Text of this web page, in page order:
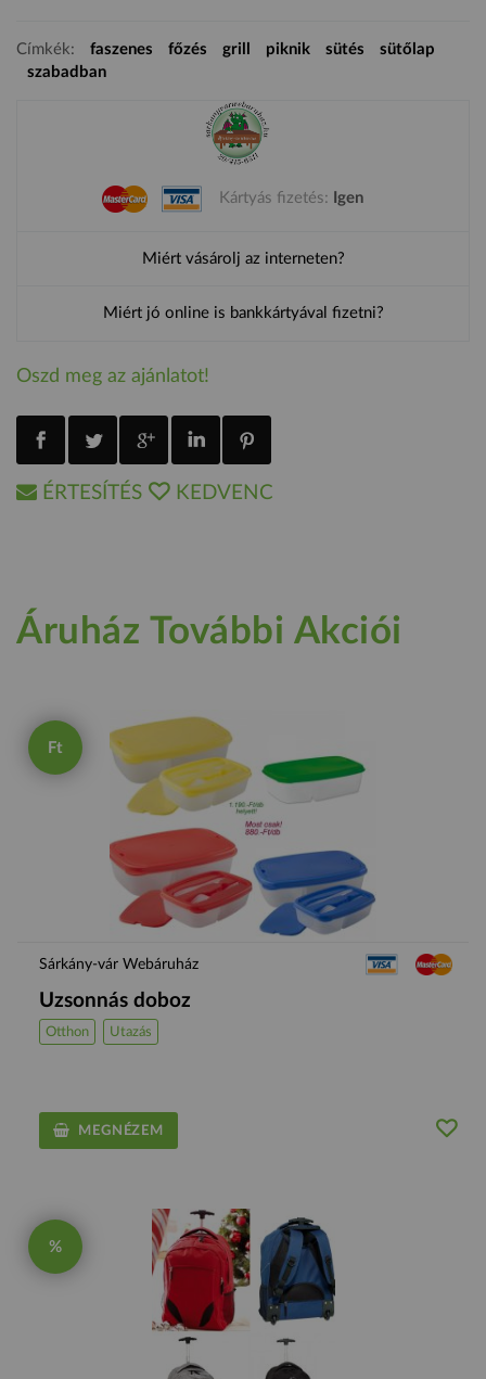
Címkék: faszenes főzés grill piknik sütés
sütőlap
szabadban
Kártyás fizetés: Igen
Miért vásárolj az interneten?
Miért jó online is bankkártyával fizetni?
Oszd meg az ajánlatot!
ÉRTESÍTÉS KEDVENC
Áruház További Akciói
Ft
Sárkány-vár Webáruház
Uzsonnás doboz
Otthon Utazás
MEGNÉZEM
%